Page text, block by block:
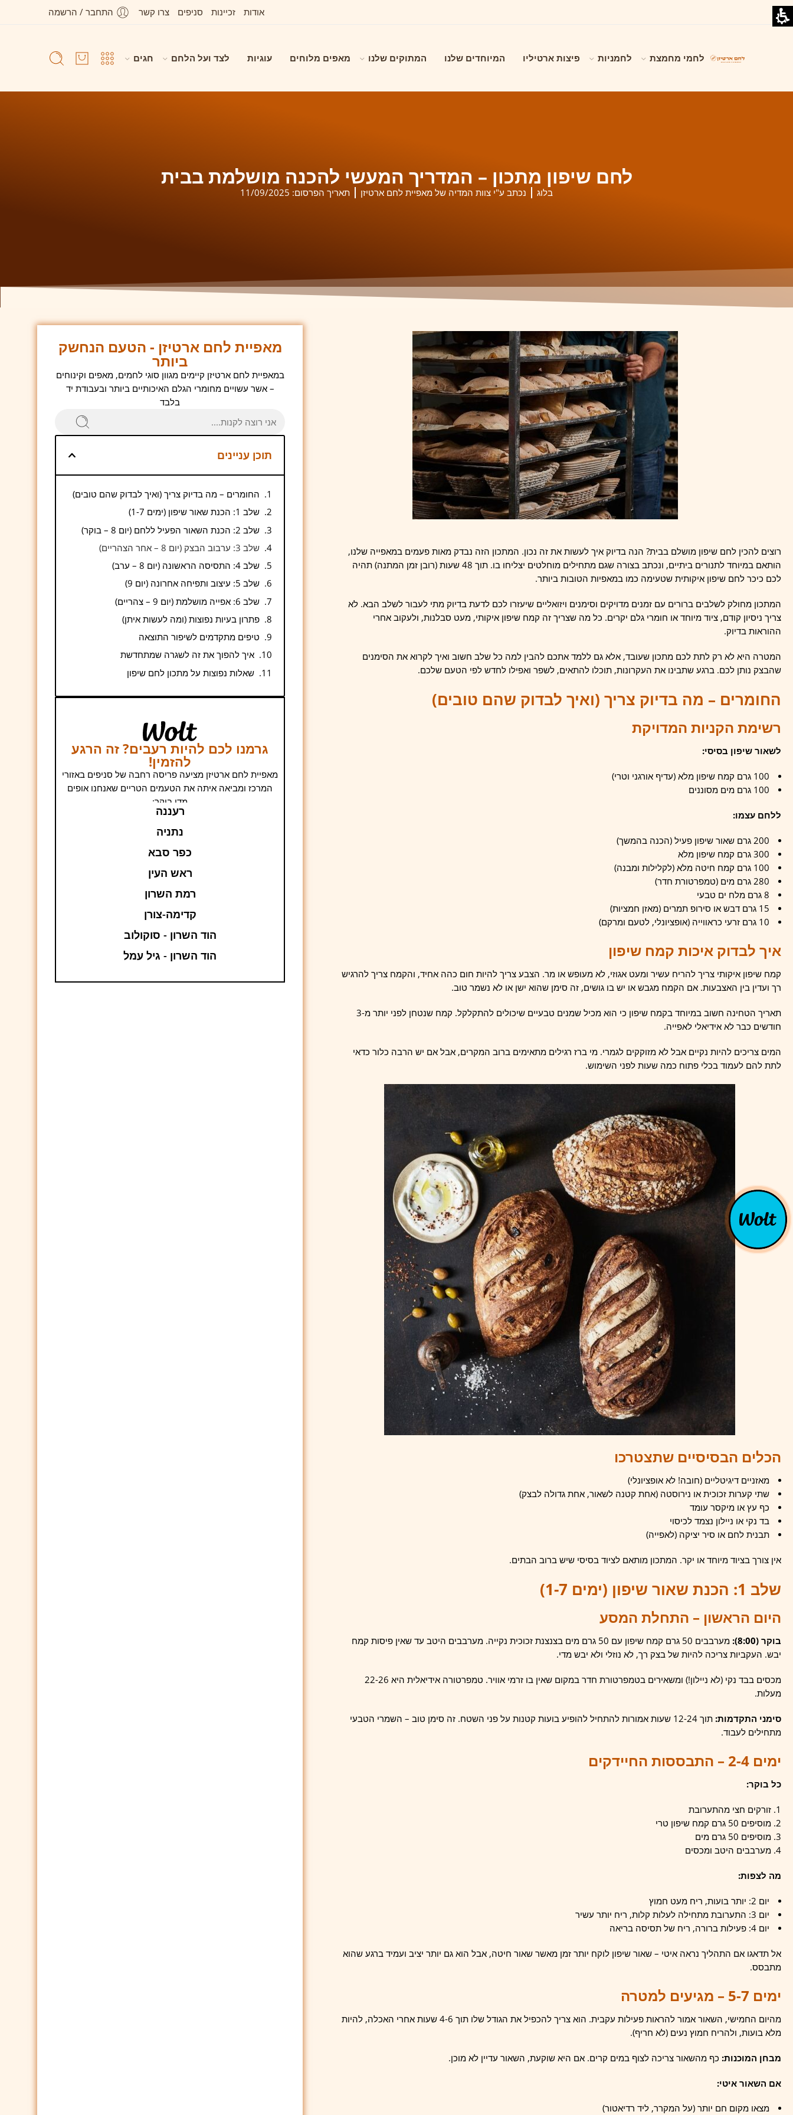
אודות זכיינות סניפים צרו קשר התחבר / הרשמה
לחמי מחמצת לחמניות פיצות ארטיליו המיוחדים שלנו המתוקים שלנו מאפים מלוחים עוגיות לצד ועל הלחם חגים
לחם שיפון מתכון – המדריך המעשי להכנה מושלמת בבית
בלוג נכתב ע"י צוות המדיה של מאפיית לחם ארטיזן תאריך הפרסום: 11/09/2025
רוצים להכין לחם שיפון מושלם בבית? הנה בדיוק איך לעשות את זה נכון. המתכון הזה נבדק מאות פעמים במאפייה שלנו,
הותאם במיוחד לתנורים ביתיים, ונכתב בצורה שגם מתחילים מוחלטים יצליחו בו. תוך 48 שעות (רובן זמן המתנה) תהיה
לכם כיכר לחם שיפון איקותית שטעימה כמו במאפיות הטובות ביותר.
המתכון מחולק לשלבים ברורים עם זמנים מדויקים וסימנים ויזואליים שיעזרו לכם לדעת בדיוק מתי לעבור לשלב הבא. לא
צריך ניסיון קודם, ציוד מיוחד או חומרי גלם יקרים. כל מה שצריך זה קמח שיפון איקותי, מעט סבלנות, ולעקוב אחרי
ההוראות בדיוק.
המטרה היא לא רק לתת לכם מתכון שעובד, אלא גם ללמד אתכם להבין למה כל שלב חשוב ואיך לקרוא את הסימנים
שהבצק נותן לכם. ברגע שתבינו את העקרונות, תוכלו להתאים, לשפר ואפילו לחדש לפי הטעם שלכם.
החומרים – מה בדיוק צריך (ואיך לבדוק שהם טובים)
רשימת הקניות המדויקת
לשאור שיפון בסיסי:
100 גרם קמח שיפון מלא (עדיף אורגני וטרי)
100 גרם מים מסוננים
ללחם עצמו:
200 גרם שאור שיפון פעיל (הכנה בהמשך)
300 גרם קמח שיפון מלא
100 גרם קמח חיטה מלא (לקלילות ומבנה)
280 גרם מים (טמפרטורת חדר)
8 גרם מלח ים טבעי
15 גרם דבש או סירופ תמרים (מאזן חמציות)
10 גרם זרעי כראווייה (אופציונלי, לטעם ומרקם)
איך לבדוק איכות קמח שיפון
קמח שיפון איקותי צריך להריח עשיר ומעט אגוזי, לא מעופש או מר. הצבע צריך להיות חום כהה אחיד, והקמח צריך להרגיש
רך ועדין בין האצבעות. אם הקמח מגבש או יש בו גושים, זה סימן שהוא ישן או לא נשמר טוב.
תאריך הטחינה חשוב במיוחד בקמח שיפון כי הוא מכיל שמנים טבעיים שיכולים להתקלקל. קמח שנטחן לפני יותר מ-3
חודשים כבר לא אידיאלי לאפייה.
המים צריכים להיות נקיים אבל לא מזוקקים לגמרי. מי ברז רגילים מתאימים ברוב המקרים, אבל אם יש הרבה כלור כדאי
לתת להם לעמוד בכלי פתוח כמה שעות לפני השימוש.
הכלים הבסיסיים שתצטרכו
מאזניים דיגיטליים (חובה! לא אופציונלי)
שתי קערות זכוכית או נירוסטה (אחת קטנה לשאור, אחת גדולה לבצק)
כף עץ או מיקסר עומד
בד נקי או ניילון נצמד לכיסוי
תבנית לחם או סיר יציקה (לאפייה)
אין צורך בציוד מיוחד או יקר. המתכון מותאם לציוד בסיסי שיש ברוב הבתים.
שלב 1: הכנת שאור שיפון (ימים 1-7)
היום הראשון – התחלת המסע
בוקר (8:00):
מערבבים 50 גרם קמח שיפון עם 50 גרם מים בצנצנת זכוכית נקייה. מערבבים היטב עד שאין פיסות קמח
יבש. העקביות צריכה להיות של בצק רך, לא נוזלי ולא יבש מדי.
מכסים בבד נקי (לא ניילון!) ומשאירים בטמפרטורת חדר במקום שאין בו זרמי אוויר. טמפרטורה אידיאלית היא 22-26
מעלות.
סימני התקדמות:
תוך 12-24 שעות אמורות להתחיל להופיע בועות קטנות על פני השטח. זה סימן טוב – השמרי הטבעי
מתחילים לעבוד.
ימים 2-4 – התבססות החיידקים
כל בוקר:
זורקים חצי מהתערובת
מוסיפים 50 גרם קמח שיפון טרי
מוסיפים 50 גרם מים
מערבבים היטב ומכסים
מה לצפות:
יום 2: יותר בועות, ריח מעט חמוץ
יום 3: התערובת מתחילה לעלות קלות, ריח יותר עשיר
יום 4: פעילות ברורה, ריח של תסיסה בריאה
אל תדאגו אם התהליך נראה איטי – שאור שיפון לוקח יותר זמן מאשר שאור חיטה, אבל הוא גם יותר יציב ועמיד ברגע שהוא
מתבסס.
ימים 5-7 – מגיעים למטרה
מהיום החמישי, השאור אמור להראות פעילות עקבית. הוא צריך להכפיל את הגודל שלו תוך 4-6 שעות אחרי האכלה, להיות
מלא בועות, ולהריח חמוץ נעים (לא חריף).
מבחן המוכנות: כף מהשאור צריכה לצוף במים קרים. אם היא שוקעת, השאור עדיין לא מוכן.
אם השאור איטי:
מצאו מקום חם יותר (על המקרר, ליד רדיאטור)
מאפיית לחם ארטיזן - הטעם הנחשק
ביותר
במאפיית לחם ארטיזן קיימים מגוון סוגי לחמים, מאפים וקינוחים
– אשר עשויים מחומרי הגלם האיכותיים ביותר ובעבודת יד
בלבד
תוכן עניינים
החומרים – מה בדיוק צריך (ואיך לבדוק שהם טובים)
שלב 1: הכנת שאור שיפון (ימים 1-7)
שלב 2: הכנת השאור הפעיל ללחם (יום 8 – בוקר)
שלב 3: ערבוב הבצק (יום 8 – אחר הצהריים)
שלב 4: התסיסה הראשונה (יום 8 – ערב)
שלב 5: עיצוב ותפיחה אחרונה (יום 9)
שלב 6: אפייה מושלמת (יום 9 – צהריים)
פתרון בעיות נפוצות (ומה לעשות איתן)
טיפים מתקדמים לשיפור התוצאה
איך להפוך את זה לשגרה שמתחדשת
שאלות נפוצות על מתכון לחם שיפון
גרמנו לכם להיות רעבים? זה הרגע
להזמין!
מאפיית לחם ארטיזן מציעה פריסה רחבה של סניפים באזורי
המרכז ומביאה איתה את הטעמים הטריים שאנחנו אופים
מדי בוקר:
רעננה
נתניה
כפר סבא
ראש העין
רמת השרון
קדימה-צורן
הוד השרון - סוקולוב
הוד השרון - גיל עמל